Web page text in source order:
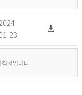
23
서입니다.